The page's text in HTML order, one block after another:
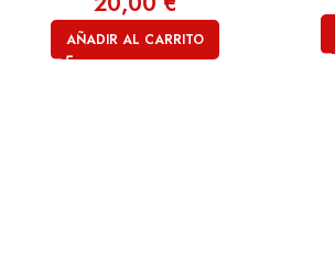
AÑADIR AL CARRITO